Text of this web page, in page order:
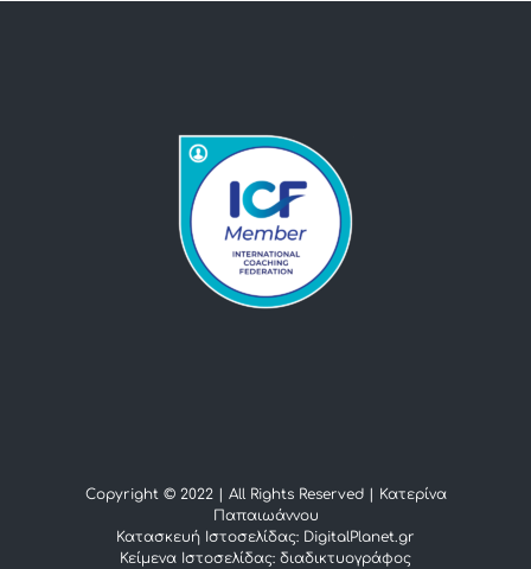
Copyright © 2022 | All Rights Reserved |
Κατερίνα
Παπαιωάννου
Κατασκευή Ιστοσελίδας: DigitalPlanet.gr
Κείμενα Ιστοσελίδας: διαδικτυογράφος